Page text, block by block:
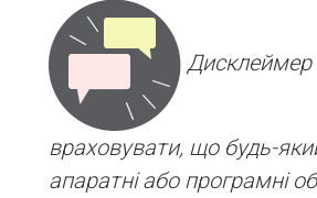
Дисклеймер
враховувати, що будь-
апаратні або програмні